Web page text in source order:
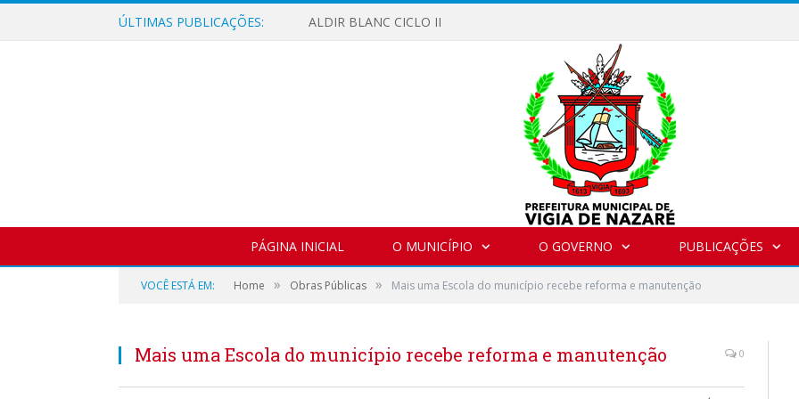
ÚLTIMAS PUBLICAÇÕES: ALDIR BLANC CICLO II
PÁGINA INICIAL O MUNICÍPIO O GOVERNO PUBLICAÇÕES
VOCÊ ESTÁ EM: Home » Obras Públicas » Mais uma Escola do município recebe reforma e manutenção
Mais uma Escola do município recebe reforma e manutenção 0